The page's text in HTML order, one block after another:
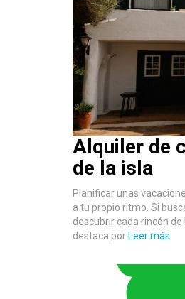
Alquiler de
de la isla
Planificar unas
a tu propio ritmo. Si
descubrir cada rincón
destaca por Leer más